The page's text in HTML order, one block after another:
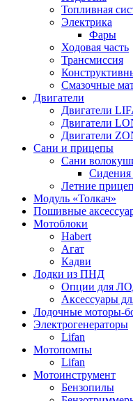
Топливная
Электрика
Фары
Ходовая часть
Трансмиссия
Смазочные
Двигатели
Двигатели
Двигатели
Двигатели
Сани и прицепы
Сани
Сидения
Летние
Модуль «Толкач»
Пошивные
Мотоблоки
Habert
Агат
Кадви
Лодки из ПНД
Опции для
Аксессуары
Лодочные моторы-
Электрогенераторы
Lifan
Мотопомпы
Lifan
Мотоинструмент
Бензопилы